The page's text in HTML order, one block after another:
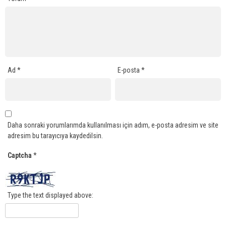
Ad * E-posta*
Daha sonraki yorumlarımda kullanılması için adım, e-posta adresim ve site
adresim bu tarayıcıya kaydedilsin.
Captcha *
Type the text displayed above: